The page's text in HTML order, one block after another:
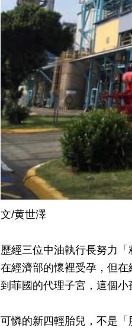
文/黄世澤
歷經三位中油執行長努力
在經濟部的懷裡受孕，但
到菲國的代理子宮，這個
可憐的新四輕胎兒，不是